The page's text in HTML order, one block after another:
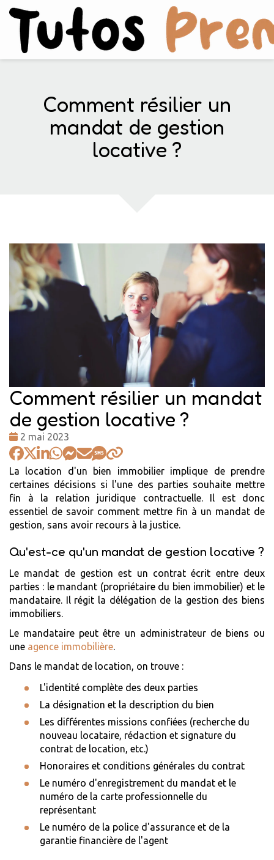
Comment résilier un
mandat de gestion
locative ?
Comment résilier un mandat
de gestion locative ?
Date
:
2 mai 2023
La location d'un bien immobilier implique de prendre
certaines décisions si l'une des parties souhaite mettre
fin à la relation juridique contractuelle. Il est donc
essentiel de savoir comment mettre fin à un mandat de
gestion, sans avoir recours à la justice.
Qu'est-ce qu'un mandat de gestion locative ?
Le mandat de gestion est un contrat écrit entre deux
parties : le mandant (propriétaire du bien immobilier) et le
mandataire. Il régit la délégation de la gestion des biens
immobiliers.
Le mandataire peut être un administrateur de biens ou
une agence immobilière.
Dans le mandat de location, on trouve :
L'identité complète des deux parties
La désignation et la description du bien
Les différentes missions confiées (recherche du
nouveau locataire, rédaction et signature du
contrat de location, etc.)
Honoraires et conditions générales du contrat
Le numéro d'enregistrement du mandat et le
numéro de la carte professionnelle du
représentant
Le numéro de la police d'assurance et de la
garantie financière de l'agent